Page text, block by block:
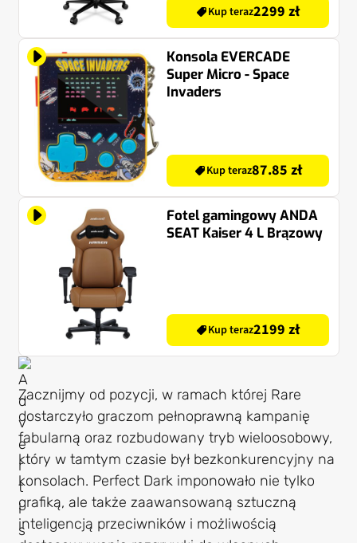
Kup teraz2299 zł
Konsola EVERCADE
Super Micro - Space
Invaders
Kup teraz87.85 zł
Fotel gamingowy ANDA
SEAT Kaiser 4 L Brązowy
Kup teraz2199 zł
Zacznijmy od pozycji, w ramach której Rare
dostarczyło graczom pełnoprawną kampanię
fabularną oraz rozbudowany tryb wieloosobowy,
który w tamtym czasie był bezkonkurencyjny na
konsolach. Perfect Dark imponowało nie tylko
grafiką, ale także zaawansowaną sztuczną
inteligencją przeciwników i możliwością